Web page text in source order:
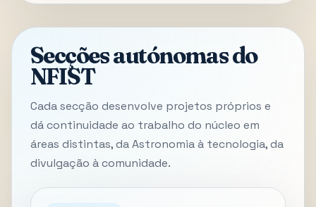
Secções autónomas do
NFIST
Cada secção desenvolve projetos próprios e
dá continuidade ao trabalho do núcleo em
áreas distintas, da Astronomia à tecnologia, da
divulgação à comunidade.